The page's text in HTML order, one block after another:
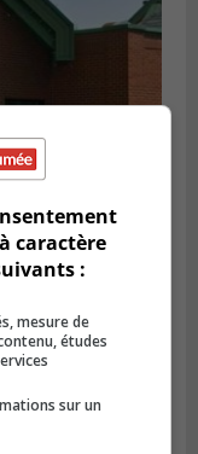
appui
caractère
:
mesure de
études
sur un